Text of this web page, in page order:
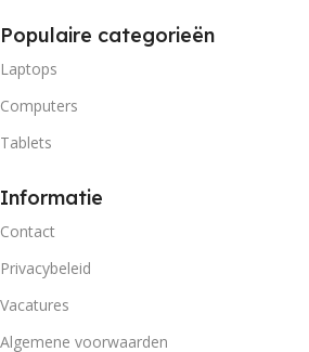
Populaire categorieën
Laptops
Computers
Tablets
Informatie
Contact
Privacybeleid
Vacatures
Algemene voorwaarden